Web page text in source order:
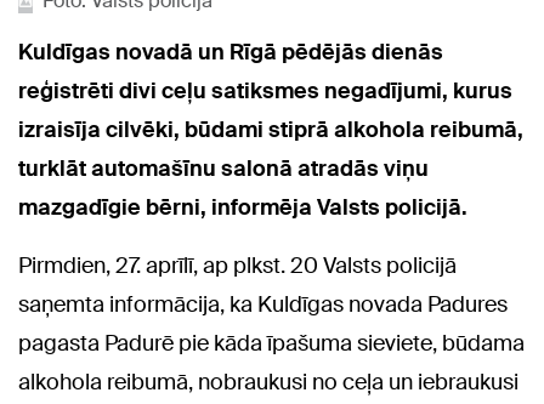
Kuldīgas novadā un Rīgā pēdējās dienās
reģistrēti divi ceļu satiksmes negadījumi, kurus
izraisīja cilvēki, būdami stiprā alkohola reibumā,
turklāt automašīnu salonā atradās viņu
mazgadīgie bērni, informēja Valsts policijā.
Pirmdien, 27. aprīlī, ap plkst. 20 Valsts policijā
saņemta informācija, ka Kuldīgas novada Padures
pagasta Padurē pie kāda īpašuma sieviete, būdama
alkohola reibumā, nobraukusi no ceļa un iebraukusi